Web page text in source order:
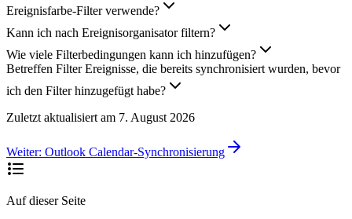
Ereignisfarbe-Filter verwende?
Kann ich nach Ereignisorganisator filtern?
Wie viele Filterbedingungen kann ich hinzufügen?
Betreffen Filter Ereignisse, die bereits synchronisiert wurden, bevor
ich den Filter hinzugefügt habe?
Zuletzt aktualisiert am 7. August 2026
Weiter: Outlook Calendar-Synchronisierung
Auf dieser Seite